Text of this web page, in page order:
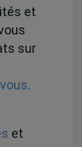
et
sur
et